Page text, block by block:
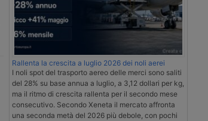
Rallenta la crescita a luglio 2026 dei noli aerei
I noli spot del trasporto aereo delle merci sono saliti
del 28% su base annua a luglio, a 3,12 dollari per kg,
ma il ritmo di crescita rallenta per il secondo mese
consecutivo. Secondo Xeneta il mercato affronta
una seconda metà del 2026 più debole, con pochi